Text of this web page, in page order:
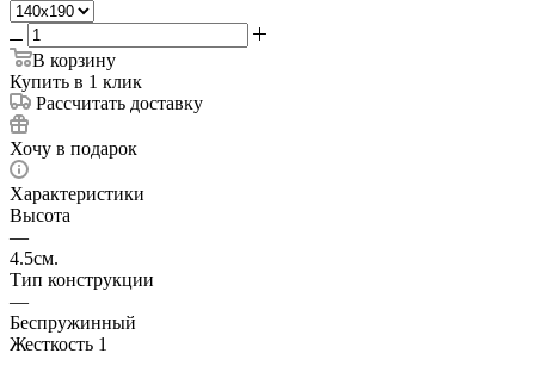
В корзину
Купить в 1 клик
Рассчитать доставку
Хочу в подарок
Характеристики
Высота
—
4.5см.
Тип конструкции
—
Беспружинный
Жесткость 1